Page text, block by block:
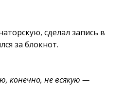
сделал запись в
за блокнот.
конечно, не всякую —